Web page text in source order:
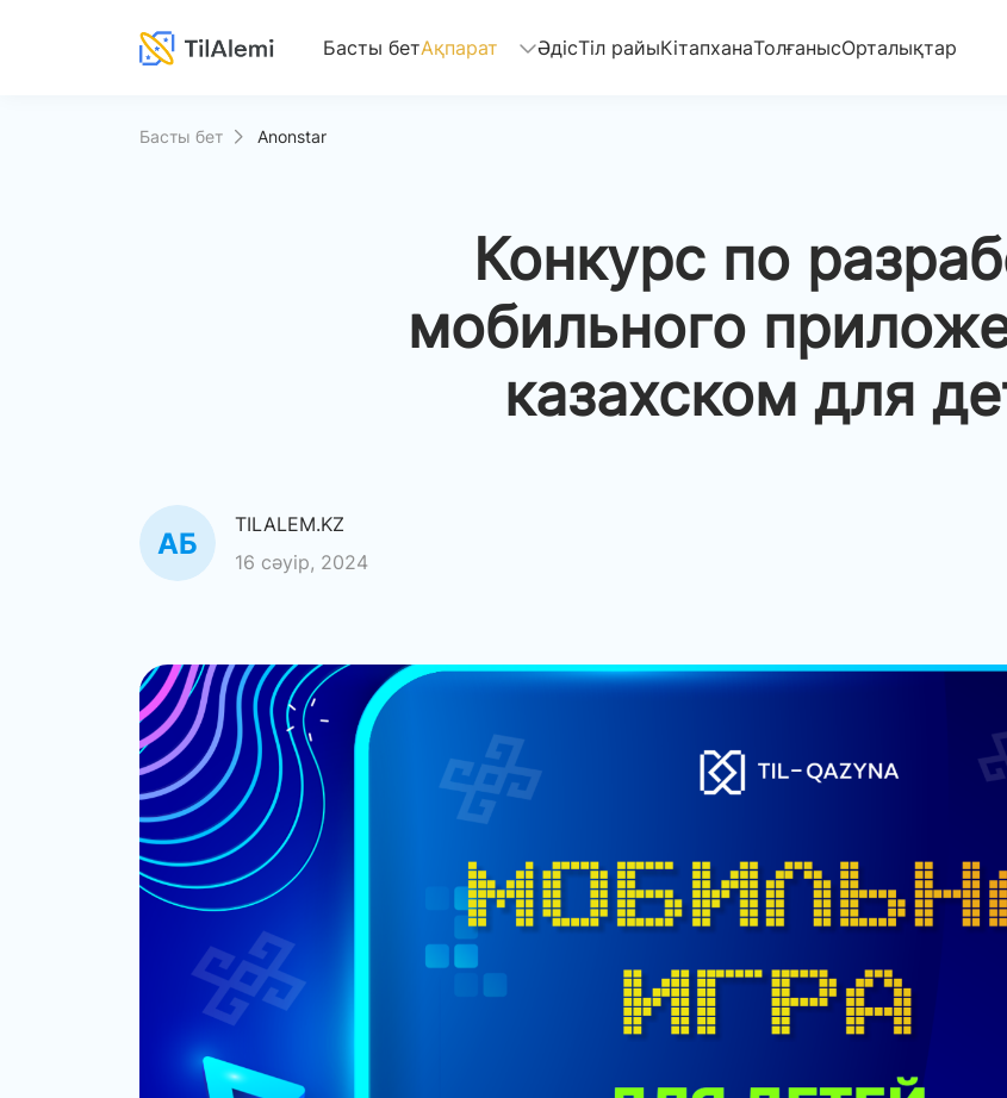
Басты бет(current)
Ақпарат ӘдісТіл райыКітапханаТолғанысОрталықтар
Басты бет Anonstar
Конкурс по
мобильного
казахском для
TILALEM.KZ
16 сәуір, 2024